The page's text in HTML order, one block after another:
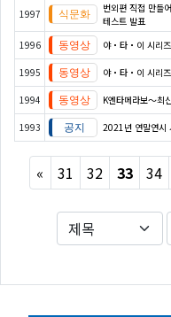
1997
번외편 직접 만들
테스트 발표
1996 야・타・이 시리
1995 야・타・이 시리
1994 K엔타메라보～최
1993 2021년 연말연시
« Previous
31 32 33 34